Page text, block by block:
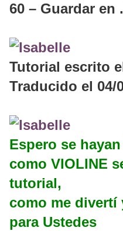
60 – Guardar en
Tutorial escrito
Traducido el 04/
Espero se
como VIOLINE
tutorial,
como me
para Ustedes